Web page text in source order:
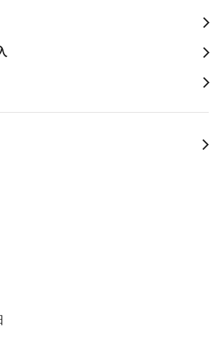
Insights –
Success Story
例－
する
技術